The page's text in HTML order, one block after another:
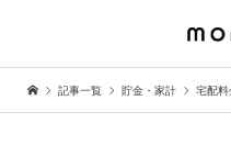
記事一覧 貯金・家計 宅配